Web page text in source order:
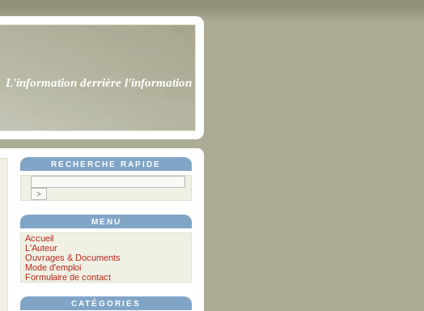
L'information derrière l'information
RECHERCHE RAPIDE
MENU
Accueil
L'Auteur
Ouvrages & Documents
Mode d'emploi
Formulaire de contact
CATÉGORIES